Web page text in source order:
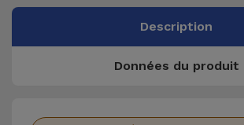
Description
Données du produit